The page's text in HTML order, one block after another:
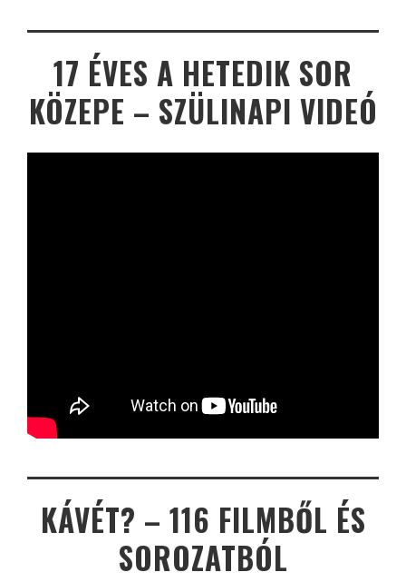
17 ÉVES A HETEDIK SOR
KÖZEPE – SZÜLINAPI VIDEÓ
KÁVÉT? – 116 FILMBŐL ÉS
SOROZATBÓL